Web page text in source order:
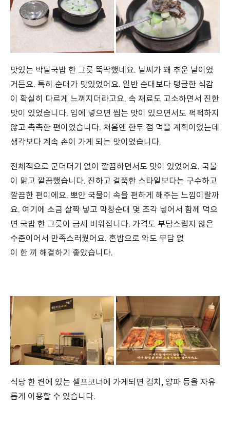
맛있는 박달국밥 한 그릇 뚝딱했네요. 날씨가 꽤 추운 날이었
거든요. 특히 순대가 맛있었어요. 일반 순대보다 탱글한 식감
이 확실히 다르게 느껴지더라고요. 속 재료도 고소하면서 진한
맛이 있었습니다. 입에 넣으면 씹는 맛이 있으면서도 퍽퍽하지
않고 촉촉한 편이었습니다. 처음엔 한두 점 먹을 계획이었는데
생각보다 계속 손이 가게 되는 맛이었습니다.
전체적으로 군더더기 없이 깔끔하면서도 맛이 있었어요. 국물
이 맑고 깔끔했습니다. 진하고 걸쭉한 스타일보다는 구수하고
깔끔한 편이에요. 뽀얀 국물이 속을 편하게 해주는 느낌이랄까
요. 여기에 소금 살짝 넣고 막창순대 몇 조각 넣어서 함께 먹으
면 국밥 한 그릇이 금세 비워집니다. 가격도 부담스럽지 않은
수준이어서 만족스러웠어요. 혼밥으로 와도 부담 없
이 한 끼 해결하기 좋았습니다.
식당 한 켠에 있는 셀프코너에 가게되면 김치, 양파 등을 자유
롭게 이용할 수 있습니다.